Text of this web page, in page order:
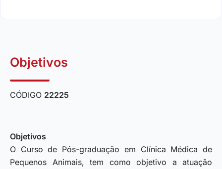
Objetivos
CÓDIGO 22225
Objetivos
O Curso de Pós-graduação em Clínica Médica de
Pequenos Animais, tem como objetivo a atuação